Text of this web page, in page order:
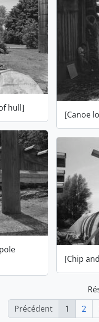
hull]
[Canoe
[Chip
Précédent
1 2